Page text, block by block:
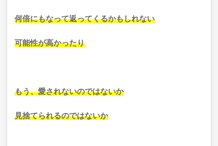
何倍にもなって返ってくるかもしれない
可能性が高かったり
もう、愛されないのではないか
見捨てられるのではないか